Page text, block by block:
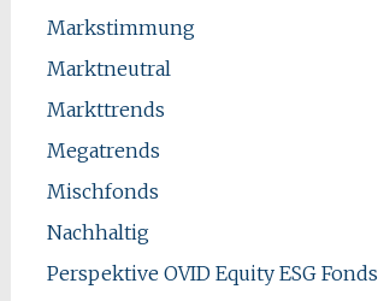
Markstimmung
Marktneutral
Markttrends
Megatrends
Mischfonds
Nachhaltig
Perspektive OVID Equity ESG Fonds